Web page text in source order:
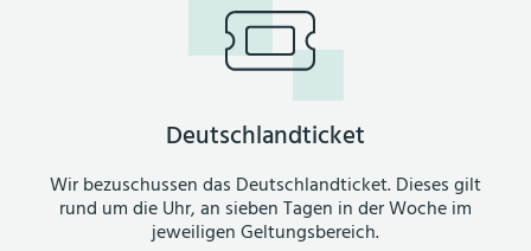
Deutschlandticket
Wir bezuschussen das Deutschlandticket. Dieses gilt
rund um die Uhr, an sieben Tagen in der Woche im
jeweiligen Geltungsbereich.